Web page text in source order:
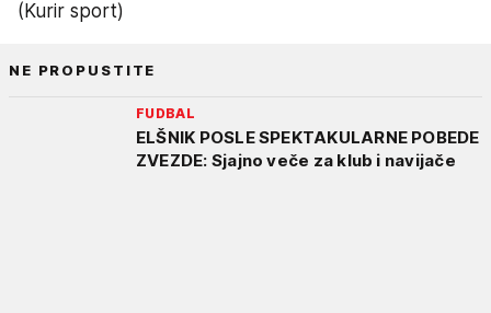
(Kurir sport)
NE PROPUSTITE
FUDBAL
ELŠNIK POSLE SPEKTAKULARNE POBEDE
ZVEZDE: Sjajno veče za klub i navijače